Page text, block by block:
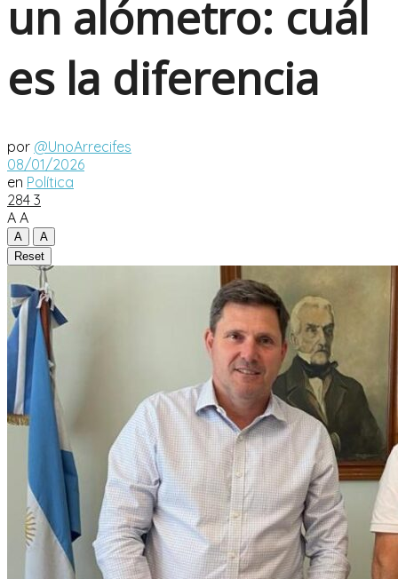
un alómetro: cuál
es la diferencia
por @UnoArrecifes
08/01/2026
en Política
284 3
A A
A
A
Reset